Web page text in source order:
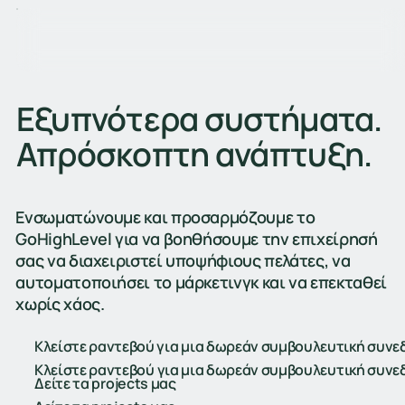
Εξυπνότερα συστήματα.
Απρόσκοπτη ανάπτυξη.
Ενσωματώνουμε και προσαρμόζουμε το
GoHighLevel για να βοηθήσουμε την επιχείρησή
σας να διαχειριστεί υποψήφιους πελάτες, να
αυτοματοποιήσει το μάρκετινγκ και να επεκταθεί
χωρίς χάος.
Κλείστε ραντεβού για μια δωρεάν συμβουλευτική
Κλείστε ραντεβού για μια δωρεάν συμβουλευτική
Δείτε τα projects μας